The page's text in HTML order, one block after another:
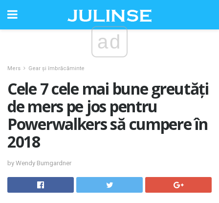
ad
Mers Gear și îmbrăcăminte
Cele 7 cele mai bune greutăți
de mers pe jos pentru
Powerwalkers să cumpere în
2018
by Wendy Bumgardner